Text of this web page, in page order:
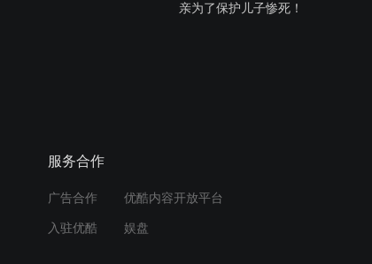
亲为了保护儿子惨死！
十至十一年
服务合作
广告合作 优酷内容开放平台
入驻优酷 娱盘